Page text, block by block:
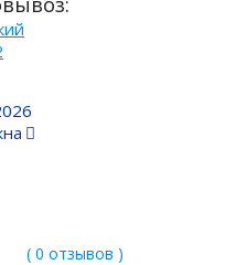
( 0 отзывов )